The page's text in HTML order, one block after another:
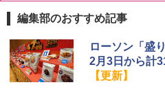
1
ブラックニ
ー4000ml
キー 【日
お得 4リッ
1
チキンラー
食品 イン
￥1,939
1
[山善] スチ
暮らし 二
チーム調理
付き ブラ
編集部のおすすめ記事
ローソン「盛
2月3日から計
【更新】